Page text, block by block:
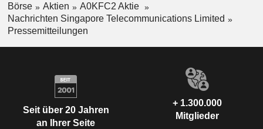
Börse Aktien
A0KFC2 Aktie
Nachrichten Singapore Telecommunications Limited
Pressemitteilungen
Seit über 20 Jahren
an Ihrer Seite
+ 1.300.000
Mitglieder